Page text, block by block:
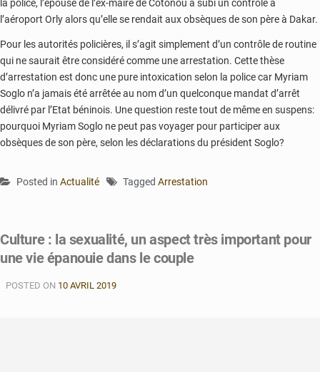
la police, l’épouse de l’ex-maire de Cotonou a subi un contrôle à
l’aéroport Orly alors qu’elle se rendait aux obsèques de son père à Dakar.
Pour les autorités policières, il s’agit simplement d’un contrôle de routine
qui ne saurait être considéré comme une arrestation. Cette thèse
d’arrestation est donc une pure intoxication selon la police car Myriam
Soglo n’a jamais été arrêtée au nom d’un quelconque mandat d’arrêt
délivré par l’Etat béninois. Une question reste tout de même en suspens:
pourquoi Myriam Soglo ne peut pas voyager pour participer aux
obsèques de son père, selon les déclarations du président Soglo?
Posted in Actualité Tagged Arrestation
Culture : la sexualité, un aspect très important pour
une vie épanouie dans le couple
POSTED ON 10 AVRIL 2019